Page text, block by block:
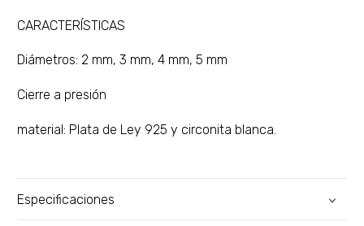
CARACTERÍSTICAS
Diámetros: 2 mm, 3 mm, 4 mm, 5 mm
Cierre a presión
material: Plata de Ley 925 y circonita blanca.
Especificaciones